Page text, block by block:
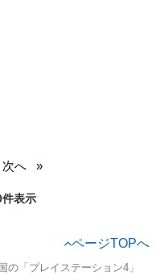
次へ
表示
ページTOPへ
の「プレイステーション4」